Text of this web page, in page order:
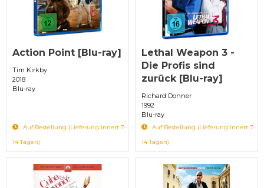
Action Point [Blu-ray]
Tim Kirkby
2018
Blu-ray
Auf Bestellung (Lieferung innert 7-
14 Tagen)
Lethal Weapon 3 -
Die Profis sind
zurück [Blu-ray]
Richard Donner
1992
Blu-ray
Auf Bestellung (Lieferung innert 7-
14 Tagen)